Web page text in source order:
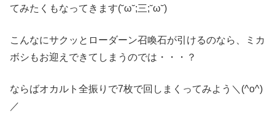
てみたくもなってきます(˘ω˘;三;˘ω˘)
こんなにサクッとローダーン召喚石が引けるのなら、ミカ
ボシもお迎えできてしまうのでは・・・？
ならばオカルト全振りで7枚で回しまくってみよう＼(^o^)
／